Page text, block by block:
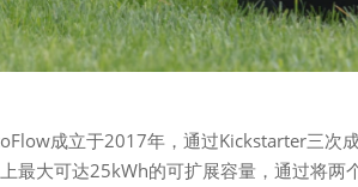
成立于2017年，通过Kickstarter三次
最大可达25kWh的可扩展容量，通过将两